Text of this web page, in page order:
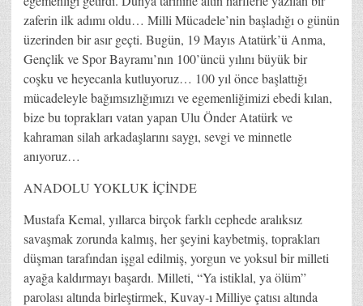
zaferin ilk adımı oldu… Milli Mücadele’nin başladığı o günün
üzerinden bir asır geçti. Bugün, 19 Mayıs Atatürk’ü Anma,
Gençlik ve Spor Bayramı’nın 100’üncü yılını büyük bir
coşku ve heyecanla kutluyoruz… 100 yıl önce başlattığı
mücadeleyle bağımsızlığımızı ve egemenliğimizi ebedi kılan,
bize bu toprakları vatan yapan Ulu Önder Atatürk ve
kahraman silah arkadaşlarını saygı, sevgi ve minnetle
anıyoruz…
ANADOLU YOKLUK İÇİNDE
Mustafa Kemal, yıllarca birçok farklı cephede aralıksız
savaşmak zorunda kalmış, her şeyini kaybetmiş, toprakları
düşman tarafından işgal edilmiş, yorgun ve yoksul bir milleti
ayağa kaldırmayı başardı. Milleti, “Ya istiklal, ya ölüm”
parolası altında birleştirmek, Kuvay-ı Milliye çatısı altında